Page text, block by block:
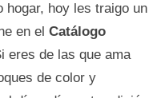
hogar, hoy les traigo un
en el Catálogo
eres de las que ama
de color y